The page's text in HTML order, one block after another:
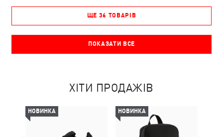
ЩЕ 36 ТОВАРІВ
ПОКАЗАТИ ВСЕ
ХІТИ ПРОДАЖІВ
НОВИНКА НОВИНКА